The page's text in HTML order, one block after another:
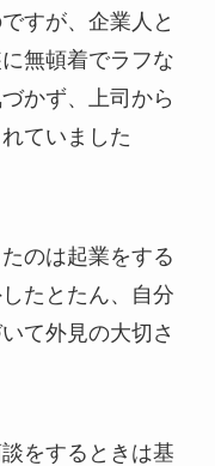
すが、企業人と
無頓着でラフな
かず、上司から
ていました
のは起業をする
たとたん、自分
て外見の大切さ
をするときは基